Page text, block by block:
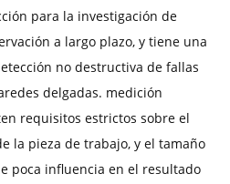
para la investigación de
a largo plazo, y tiene una
no destructiva de fallas
delgadas. medición
requisitos estrictos sobre el
la pieza de trabajo, y el tamaño
poca influencia en el resultado